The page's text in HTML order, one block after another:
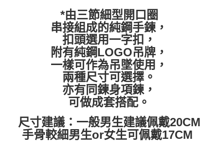
每筆NT$60，滿NT$399(含以上)免運費
每筆NT$150，滿NT$6,000(含以上)免運費
*由三節細型開口圈
串接組成的純鋼手鍊，
扣頭選用一字扣，
附有純鋼LOGO吊牌，
一樣可作為吊墜使用，
兩種尺寸可選擇。
亦有同鍊身項鍊，
可做成套搭配。
尺寸建議：一般男生建議佩戴20CM
手骨較細男生or女生可佩戴17CM